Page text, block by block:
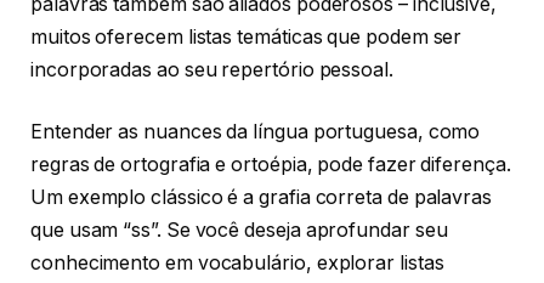
muitos oferecem listas temáticas que podem ser
incorporadas ao seu repertório pessoal.
Entender as nuances da língua portuguesa, como
regras de ortografia e ortoépia, pode fazer diferença.
Um exemplo clássico é a grafia correta de palavras
que usam “ss”. Se você deseja aprofundar seu
conhecimento em vocabulário, explorar listas